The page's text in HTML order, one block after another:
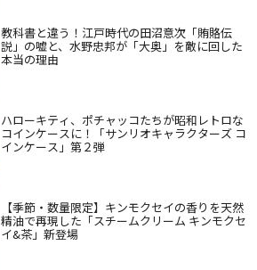
教科書と違う！江戸時代の田沼意次「賄賂伝
説」の嘘と、水野忠邦が「大奥」を敵に回した
本当の理由
ハローキティ、ポチャッコたちが昭和レトロな
コインケースに！「サンリオキャラクターズ コ
インケース」第２弾
【季節・数量限定】キンモクセイの香りを天然
精油で再現した「スチームクリーム キンモクセ
イ&茶」新登場